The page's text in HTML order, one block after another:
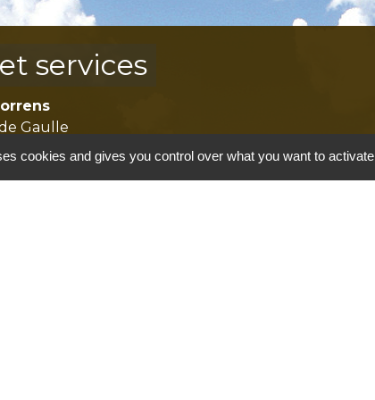
services
Gaulle
cookies and gives you control over what you want to activate